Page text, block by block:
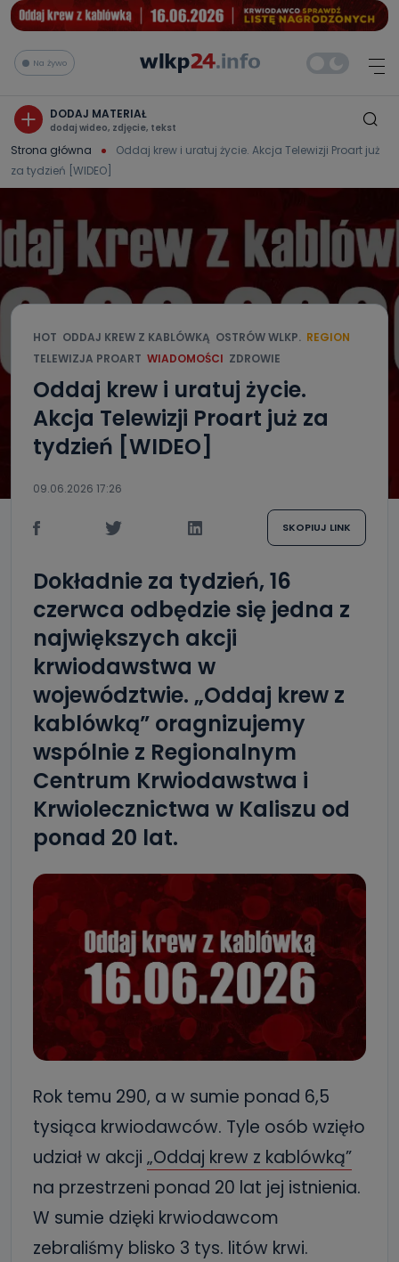
Na żywo
DODAJ MATERIAŁ
dodaj wideo, zdjęcie, tekst
Strona główna
Oddaj krew i uratuj życie. Akcja Telewizji Proart już
za tydzień [WIDEO]
HOT ODDAJ KREW Z KABLÓWKĄ OSTRÓW WLKP. REGION
TELEWIZJA PROART WIADOMOŚCI ZDROWIE
Oddaj krew i uratuj życie.
Akcja Telewizji Proart już za
tydzień [WIDEO]
09.06.2026 17:26
SKOPIUJ LINK
Dokładnie za tydzień, 16
czerwca odbędzie się jedna z
największych akcji
krwiodawstwa w
województwie. „Oddaj krew z
kablówką” oragnizujemy
wspólnie z Regionalnym
Centrum Krwiodawstwa i
Krwiolecznictwa w Kaliszu od
ponad 20 lat.
Rok temu 290, a w sumie ponad 6,5
tysiąca krwiodawców. Tyle osób wzięło
udział w akcji „Oddaj krew z kablówką”
na przestrzeni ponad 20 lat jej istnienia.
W sumie dzięki krwiodawcom
zebraliśmy blisko 3 tys. litów krwi.